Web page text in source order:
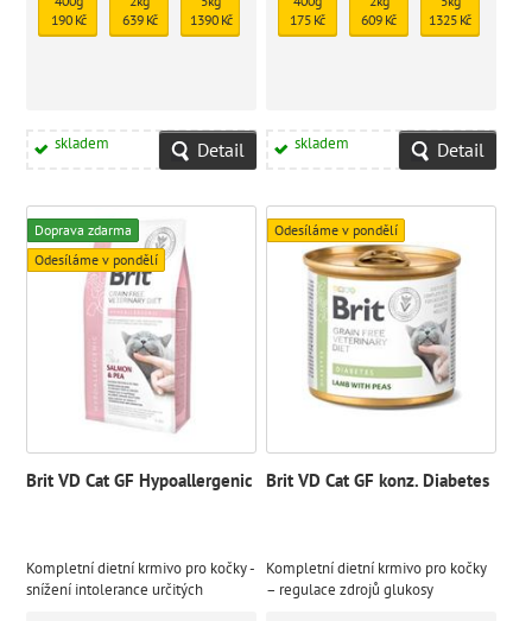
kočky se zažívacími obtížemi
190 Kč
639 Kč
1390 Kč
skladem Detail
175 Kč
609 Kč
1325 Kč
skladem Detail
Doprava zdarma
Odesíláme v pondělí
Brit VD Cat GF Hypoallergenic
Kompletní dietní krmivo pro kočky -
snížení intolerance určitých
Odesíláme v pondělí
Brit VD Cat GF konz. Diabetes
Kompletní dietní krmivo pro kočky
– regulace zdrojů glukosy